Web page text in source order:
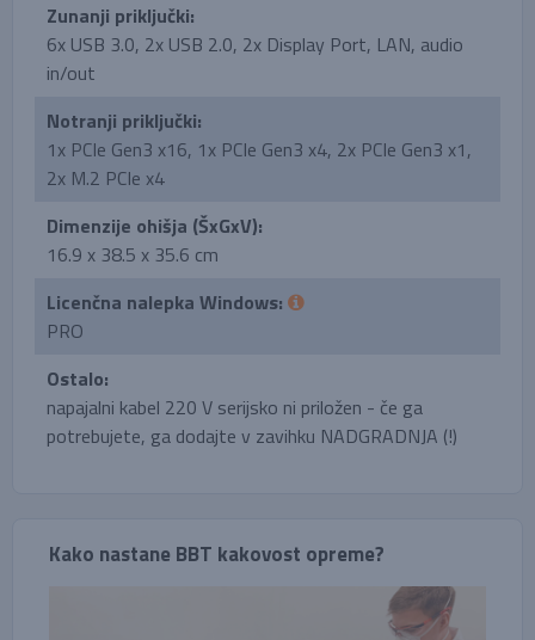
Zunanji priključki:
6x USB 3.0, 2x USB 2.0, 2x Display Port, LAN, audio
in/out
Notranji priključki:
1x PCIe Gen3 x16, 1x PCIe Gen3 x4, 2x PCIe Gen3 x1,
2x M.2 PCIe x4
Dimenzije ohišja (ŠxGxV):
16.9 x 38.5 x 35.6 cm
Licenčna nalepka Windows:
PRO
Ostalo:
napajalni kabel 220 V serijsko ni priložen - če ga
potrebujete, ga dodajte v zavihku NADGRADNJA (!)
Kako nastane BBT kakovost opreme?